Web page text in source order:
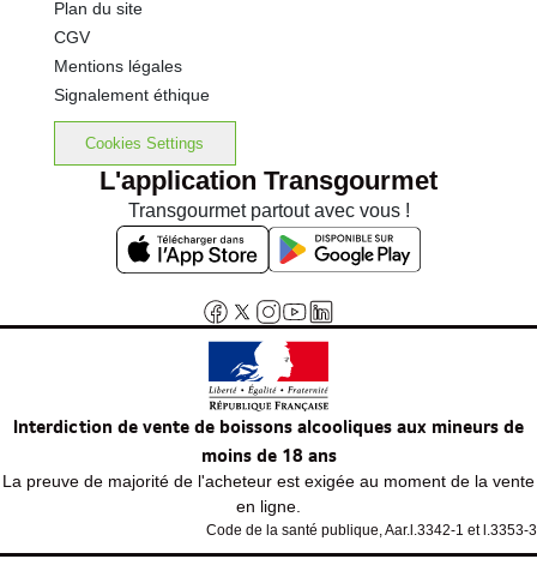
Plan du site
CGV
Mentions légales
Signalement éthique
Cookies Settings
L'application Transgourmet
Transgourmet partout avec vous !
Interdiction de vente de boissons alcooliques aux mineurs de
moins de 18 ans
La preuve de majorité de l'acheteur est exigée au moment de la vente
en ligne.
Code de la santé publique, Aar.l.3342-1 et l.3353-3